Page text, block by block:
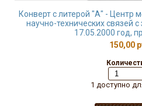
Конверт с литерой "А" - Центр
научно-технических связей
17.05.2000 год,
150,00
1 доступно